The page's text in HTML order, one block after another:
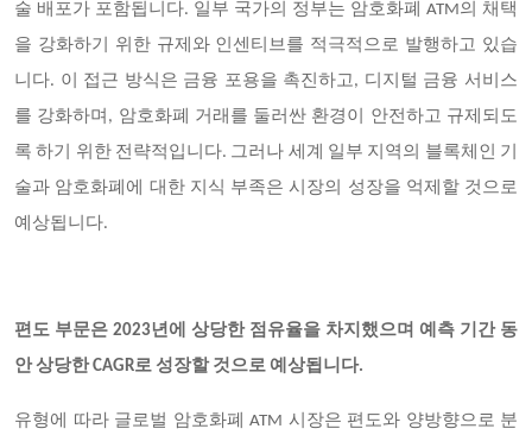
술 배포가 포함됩니다. 일부 국가의 정부는 암호화폐 ATM의 채택
을 강화하기 위한 규제와 인센티브를 적극적으로 발행하고 있습
니다. 이 접근 방식은 금융 포용을 촉진하고, 디지털 금융 서비스
를 강화하며, 암호화폐 거래를 둘러싼 환경이 안전하고 규제되도
록 하기 위한 전략적입니다. 그러나 세계 일부 지역의 블록체인 기
술과 암호화폐에 대한 지식 부족은 시장의 성장을 억제할 것으로
예상됩니다.
편도 부문은 2023년에 상당한 점유율을 차지했으며 예측 기간 동
안 상당한 CAGR로 성장할 것으로 예상됩니다.
유형에 따라 글로벌 암호화폐 ATM 시장은 편도와 양방향으로 분